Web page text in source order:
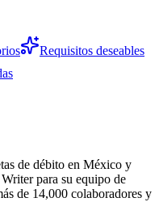
Requisitos deseables
de débito en México y
para su equipo de
de 14,000 colaboradores y